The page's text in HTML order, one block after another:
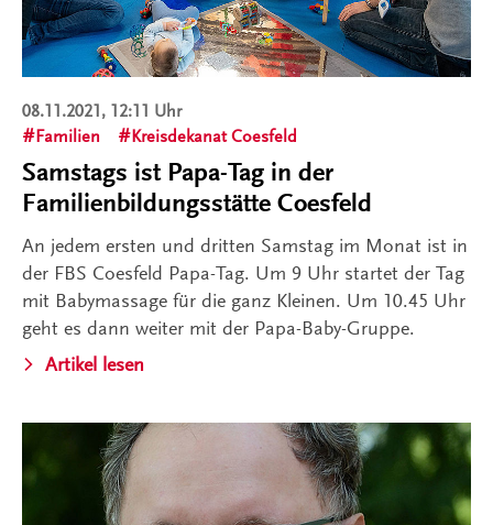
08.11.2021, 12:11 Uhr
Familien
Kreisdekanat Coesfeld
Samstags ist Papa-Tag in der
Familienbildungsstätte Coesfeld
An jedem ersten und dritten Samstag im Monat ist in
der FBS Coesfeld Papa-Tag. Um 9 Uhr startet der Tag
mit Babymassage für die ganz Kleinen. Um 10.45 Uhr
geht es dann weiter mit der Papa-Baby-Gruppe.
Artikel lesen